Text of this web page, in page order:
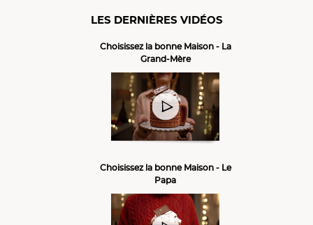
LES DERNIÈRES VIDÉOS
Choisissez la bonne Maison - La
Grand-Mère
Choisissez la bonne Maison - Le
Papa